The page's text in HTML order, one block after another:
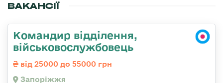
ВАКАНСІЇ
Командир відділення,
військовослужбовець
від 25000 до 55000 грн
Запоріжжя